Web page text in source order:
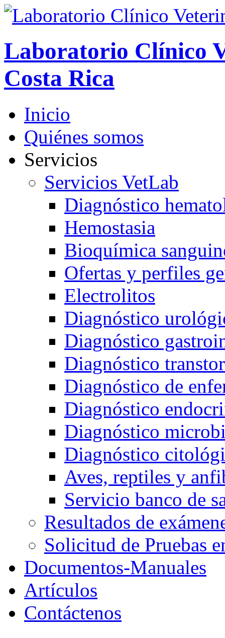
Laboratorio Clínico
Costa Rica
Inicio
Quiénes somos
Servicios
Servicios VetLab
Diagnóstico
Hemostasia
Bioquímica
Ofertas y perfiles
Electrolitos
Diagnóstico
Diagnóstico
Diagnóstico
Diagnóstico de
Diagnóstico
Diagnóstico
Diagnóstico
Aves, reptiles y
Servicio banco de
Resultados de
Solicitud de Pruebas
Documentos-Manuales
Artículos
Contáctenos